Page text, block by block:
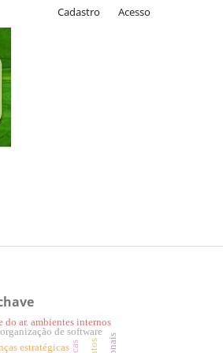
Cadastro Acesso
estratégicas
organização de software
do ar. ambientes internos